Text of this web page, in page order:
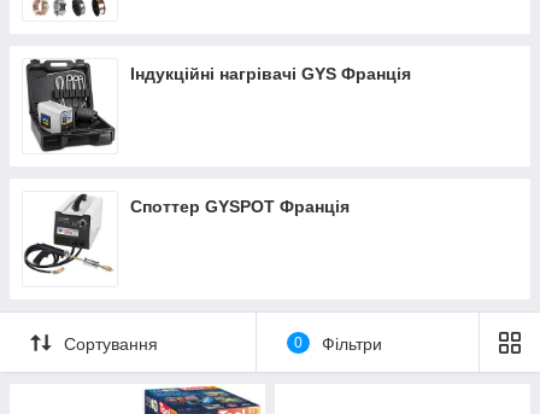
Індукційні нагрівачі GYS Франція
Споттер GYSPOT Франція
Сортування 0 Фільтри